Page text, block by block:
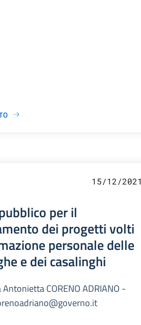
15/12/2021
per il
dei progetti volti
personale delle
e dei casalinghi
Antonietta CORENO ADRIANO -